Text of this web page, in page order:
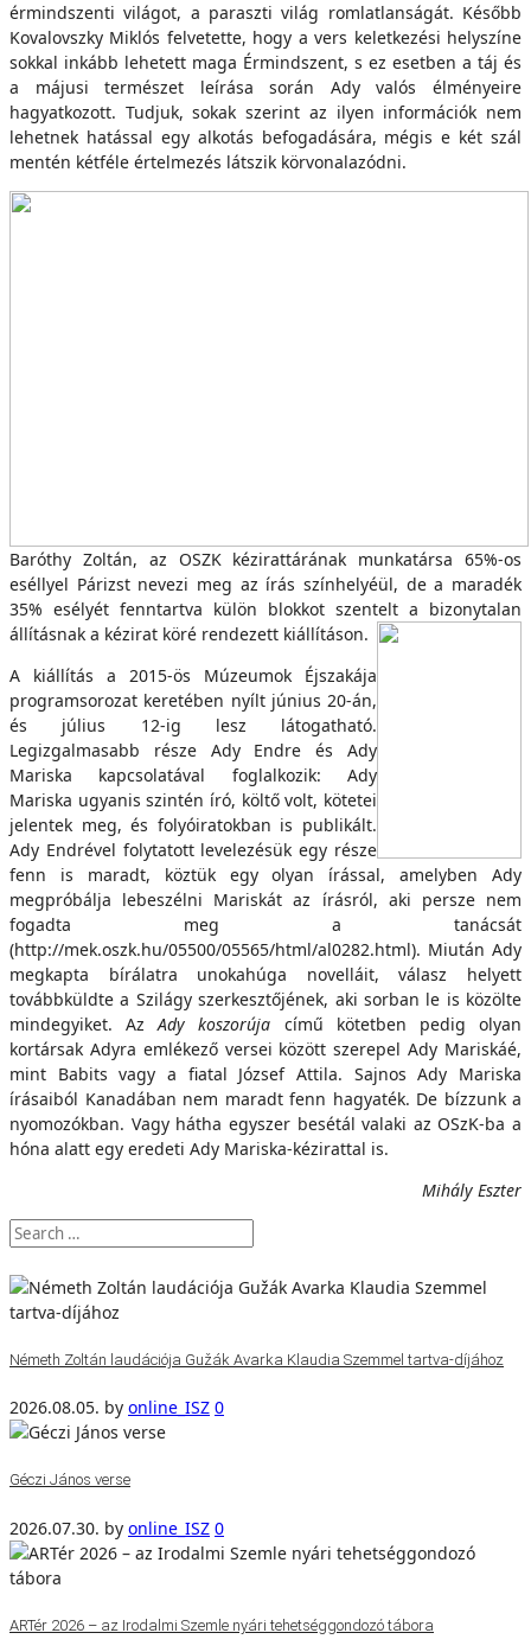
érmindszenti világot, a paraszti világ romlatlanságát. Később
Kovalovszky Miklós felvetette, hogy a vers keletkezési helyszíne
sokkal inkább lehetett maga Érmindszent, s ez esetben a táj és
a májusi természet leírása során Ady valós élményeire
hagyatkozott. Tudjuk, sokak szerint az ilyen információk nem
lehetnek hatással egy alkotás befogadására, mégis e két szál
mentén kétféle értelmezés látszik körvonalazódni.
Baróthy Zoltán, az OSZK kézirattárának munkatársa 65%-os
eséllyel Párizst nevezi meg az írás színhelyéül, de a maradék
35% esélyét fenntartva külön blokkot szentelt a bizonytalan
állításnak a kézirat köré rendezett kiállításon.
A kiállítás a 2015-ös Múzeumok Éjszakája
programsorozat keretében nyílt június 20-án,
és július 12-ig lesz látogatható.
Legizgalmasabb része Ady Endre és Ady
Mariska kapcsolatával foglalkozik: Ady
Mariska ugyanis szintén író, költő volt, kötetei
jelentek meg, és folyóiratokban is publikált.
Ady Endrével folytatott levelezésük egy része
fenn is maradt, köztük egy olyan írással, amelyben Ady
megpróbálja lebeszélni Mariskát az írásról, aki persze nem
fogadta meg a tanácsát
(http://mek.oszk.hu/05500/05565/html/al0282.html). Miután Ady
megkapta bírálatra unokahúga novelláit, válasz helyett
továbbküldte a Szilágy szerkesztőjének, aki sorban le is közölte
mindegyiket. AzAdy koszorúja című kötetben pedig olyan
kortársak Adyra emlékező versei között szerepel Ady Mariskáé,
mint Babits vagy a fiatal József Attila. Sajnos Ady Mariska
írásaiból Kanadában nem maradt fenn hagyaték. De bízzunk a
nyomozókban. Vagy hátha egyszer besétál valaki az OSzK-ba a
hóna alatt egy eredeti Ady Mariska-kézirattal is.
Mihály Eszter
Németh Zoltán laudációja Gužák Avarka Klaudia Szemmel tartva-díjához
2026.08.05. by online_ISZ 0
Géczi János verse
2026.07.30. by online_ISZ 0
ARTér 2026 – az Irodalmi Szemle nyári tehetséggondozó tábora